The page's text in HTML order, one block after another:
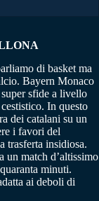
di basket ma
Bayern Monaco
sfide a livello
In questo
dei catalani su un
i favori del
trasferta insidiosa.
un match d’altissimo
minuti.
ai deboli di